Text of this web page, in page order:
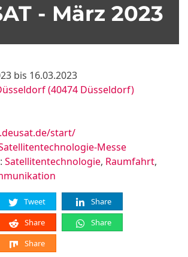
- März 2023
bis 16.03.2023
(40474 Düsseldorf)
start/
Messe
Satellitentechnologie, Raumfahrt,
Tweet
Share
Share
Share
Share